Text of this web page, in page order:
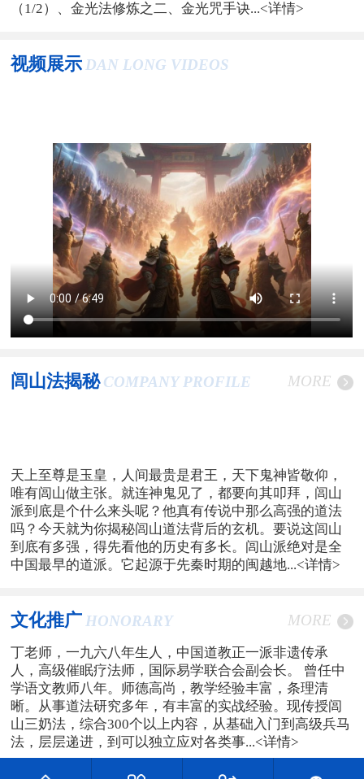
（1/2）、金光法修炼之二、金光咒手诀...<详情>
视频展示 DAN LONG VIDEOS
闾山法揭秘 COMPANY PROFILE MORE
天上至尊是玉皇，人间最贵是君王，天下鬼神皆敬仰，
唯有闾山做主张。就连神鬼见了，都要向其叩拜，闾山
派到底是个什么来头呢？他真有传说中那么高强的道法
吗？今天就为你揭秘闾山道法背后的玄机。要说这闾山
到底有多强，得先看他的历史有多长。闾山派绝对是全
中国最早的道派。它起源于先秦时期的闽越地...<详情>
文化推广 HONORARY MORE
丁老师，一九六八年生人，中国道教正一派非遗传承
人，高级催眠疗法师，国际易学联合会副会长。 曾任中
学语文教师八年。师德高尚，教学经验丰富，条理清
晰。从事道法研究多年，有丰富的实战经验。现传授闾
山三奶法，综合300个以上内容，从基础入门到高级兵马
法，层层递进，到可以独立应对各类事...<详情>